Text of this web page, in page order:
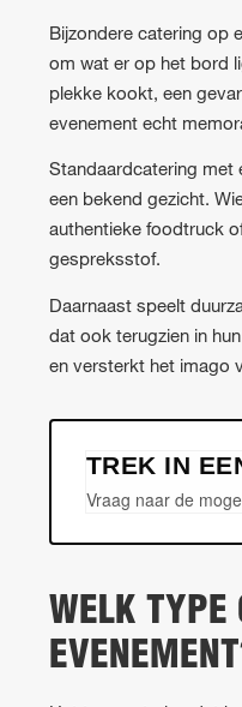
Bijzondere catering op
om wat er op het bord
plekke kookt, een
evenement echt
Standaardcatering met
een bekend gezicht.
authentieke foodtruck
gespreksstof.
Daarnaast speelt
dat ook terugzien in
en versterkt het imago
TREK IN
Vraag naar de
WELK TYPE